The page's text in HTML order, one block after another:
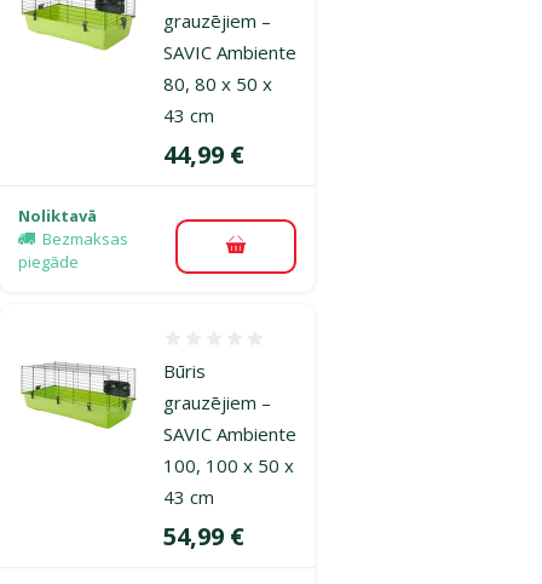
grauzējiem –
SAVIC Ambiente
80, 80 x 50 x
43 cm
Cena
44,99 €
Noliktavā
Bezmaksas
piegāde
Pievienot grozam
Būris
grauzējiem –
SAVIC Ambiente
100, 100 x 50 x
43 cm
Cena
54,99 €